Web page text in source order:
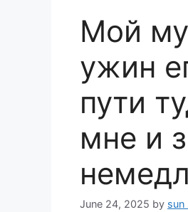
Мой
ужин
пути
мне и
June 24, 2025 by sun